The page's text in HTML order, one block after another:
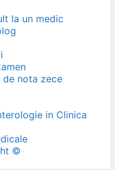
la un medic
nota zece
in Clinica
©